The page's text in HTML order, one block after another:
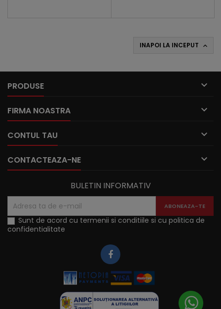
INAPOI LA INCEPUT 
PRODUSE 
FIRMA NOASTRA 
CONTUL TAU 
CONTACTEAZA-NE 
BULETIN INFORMATIV
Sunt de acord cu termenii si conditiile si cu politica de
confidentialitate